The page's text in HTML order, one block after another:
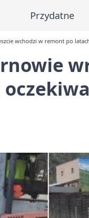
Przydatne
wchodzi w remont po